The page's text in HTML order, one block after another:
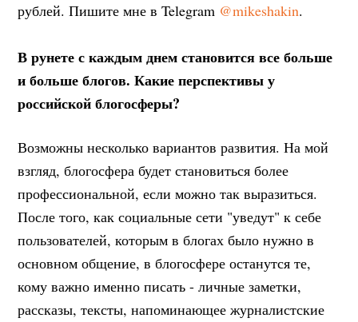
рублей. Пишите мне в Telegram @mikeshakin.
В рунете с каждым днем становится все больше
и больше блогов. Какие перспективы у
российской блогосферы?
Возможны несколько вариантов развития. На мой
взгляд, блогосфера будет становиться более
профессиональной, если можно так выразиться.
После того, как социальные сети "уведут" к себе
пользователей, которым в блогах было нужно в
основном общение, в блогосфере останутся те,
кому важно именно писать - личные заметки,
рассказы, тексты, напоминающее журналистские